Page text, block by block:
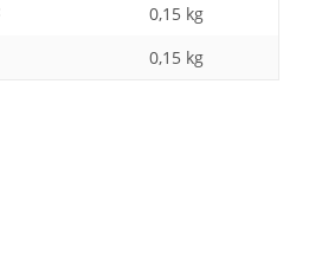
0,15 kg
0,15 kg